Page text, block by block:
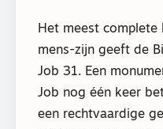
Het meest
mens-zijn geeft de
Job 31. Een
Job nog één keer
een rechtvaardige